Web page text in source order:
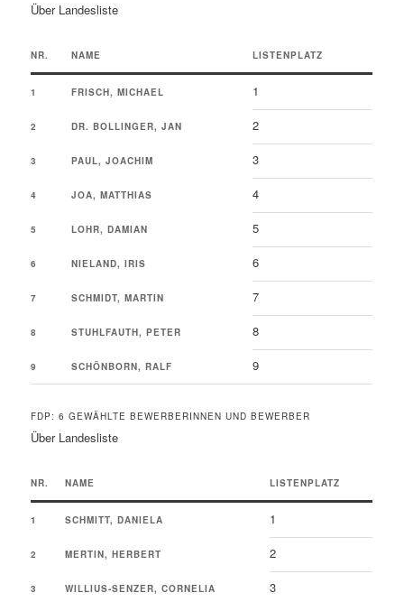
Über Landesliste
NR. NAME LISTENPLATZ
1 FRISCH, MICHAEL 1
2 DR. BOLLINGER, JAN 2
3 PAUL, JOACHIM 3
4 JOA, MATTHIAS 4
5 LOHR, DAMIAN 5
6 NIELAND, IRIS 6
7 SCHMIDT, MARTIN 7
8 STUHLFAUTH, PETER 8
9 SCHÖNBORN, RALF 9
FDP: 6 GEWÄHLTE BEWERBERINNEN UND BEWERBER
Über Landesliste
NR. NAME LISTENPLATZ
1 SCHMITT, DANIELA 1
2 MERTIN, HERBERT 2
3 WILLIUS-SENZER, CORNELIA 3